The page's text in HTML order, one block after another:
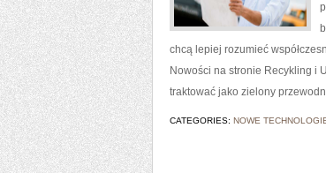
chcą lepiej rozumieć
Nowości na stronie Recykling i
traktować jako zielony
CATEGORIES: NOWE